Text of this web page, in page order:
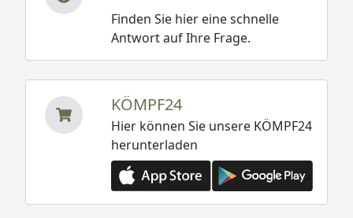
Finden Sie hier eine schnelle
Antwort auf Ihre Frage.
KÖMPF24
Hier können Sie unsere KÖMPF24
herunterladen